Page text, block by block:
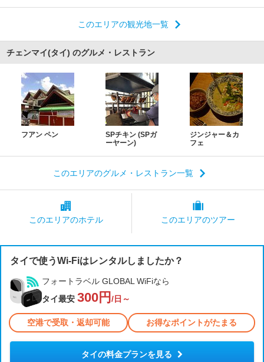
このエリアの観光地一覧
チェンマイ(タイ) のグルメ・レストラン
フアン ペン
SPチキン (SPガ
ーヤーン)
ジンジャー＆カ
フェ
このエリアのグルメ・レストラン一覧
このエリアのホテル このエリアのツアー
タイで使うWi-Fiはレンタルしましたか？
フォートラベル GLOBAL WiFiなら
タイ最安 300円 /日～
空港で受取・返却可能 お得なポイントがたまる
タイの料金プランを見る